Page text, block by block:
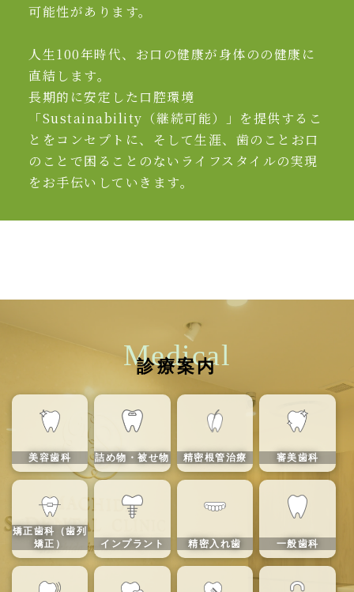
可能性があります。
人生100年時代、お口の健康が身体のの健康に
直結します。
長期的に安定した口腔環境
「Sustainability（継続可能）」を提供するこ
とをコンセプトに、そして生涯、歯のことお口
のことで困ることのないライフスタイルの実現
をお手伝いしていきます。
診療案内
Medical
美容歯科 詰め物・被せ物 精密根管治療 審美歯科
矯正歯科（歯列
矯正）
インプラント 精密入れ歯 一般歯科